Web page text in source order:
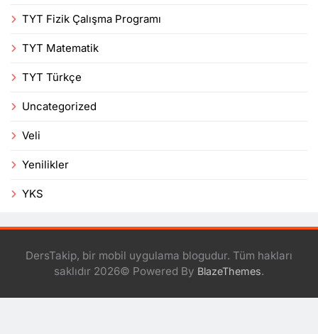
TYT Fizik Çalışma Programı
TYT Matematik
TYT Türkçe
Uncategorized
Veli
Yenilikler
YKS
DersTakip, bir mobil uygulama blogudur. Tüm hakları
saklıdır 2026© Powered By BlazeThemes.